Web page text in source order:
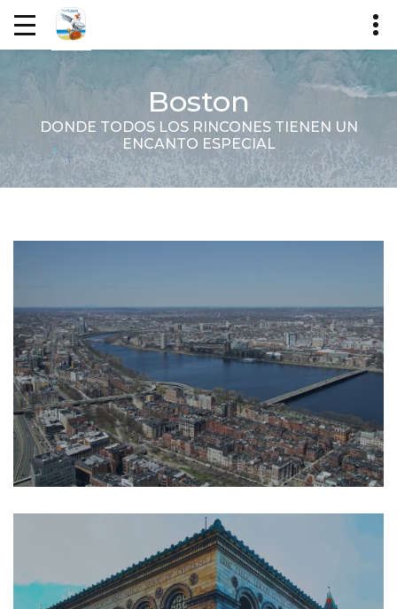
Boston
DONDE TODOS LOS RINCONES TIENEN UN
ENCANTO ESPECIAL